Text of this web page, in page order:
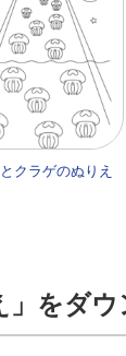
クラゲのぬりえ
」をダウ